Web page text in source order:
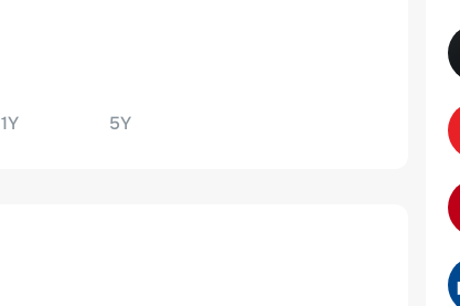
1Y 5Y